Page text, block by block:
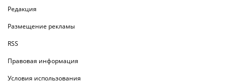
Редакция
Размещение рекламы
RSS
Правовая информация
Условия использования